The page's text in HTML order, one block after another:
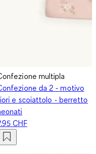
multipla
da 2 - motivo
e scoiattolo - berretto
CHF